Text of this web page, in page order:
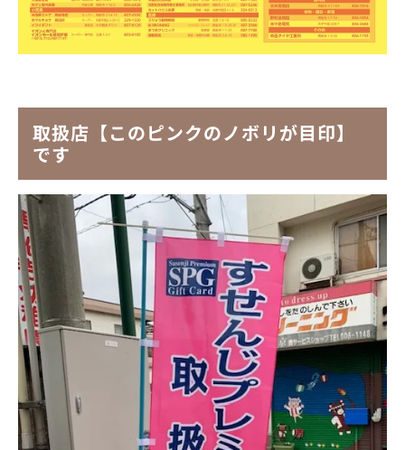
取扱店【このピンクのノボリが目印】
です